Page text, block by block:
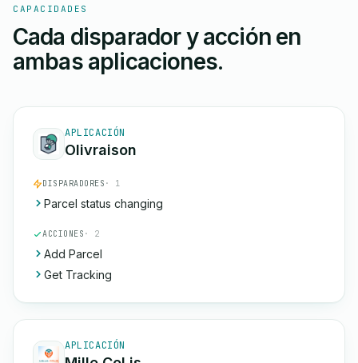
CAPACIDADES
Cada disparador y acción en
ambas aplicaciones.
APLICACIÓN
Olivraison
DISPARADORES · 1
Parcel status changing
ACCIONES · 2
Add Parcel
Get Tracking
APLICACIÓN